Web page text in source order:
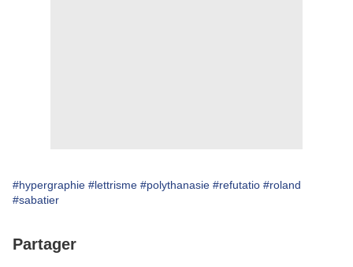
#hypergraphie #lettrisme #polythanasie #refutatio #roland
#sabatier
Partager